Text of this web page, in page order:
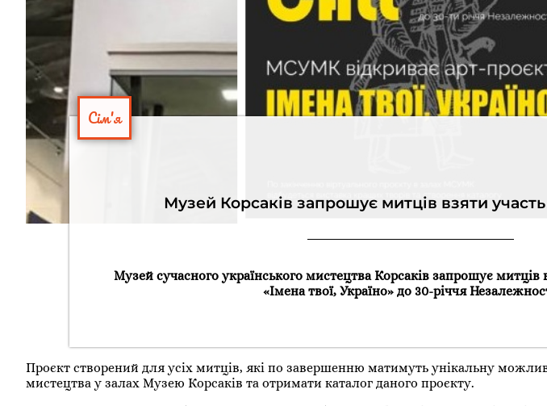
Сім'я
Музей Корсаків запрошує митців взяти участь
Музей сучасного українського мистецтва Корсаків запрошує митців
«Імена твої, Україно» до 30-річчя
Проєкт створений для усіх митців, які по завершенню матимуть унікальну
мистецтва у залах Музею Корсаків та отримати каталог даного проєкту.